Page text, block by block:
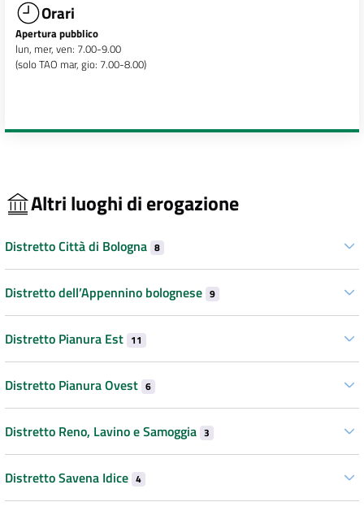
Orari
Apertura pubblico
lun, mer, ven: 7.00-9.00
(solo TAO mar, gio: 7.00-8.00)
Altri luoghi di erogazione
Distretto Città di Bologna 8
Distretto dell’Appennino bolognese 9
Distretto Pianura Est 11
Distretto Pianura Ovest 6
Distretto Reno, Lavino e Samoggia 3
Distretto Savena Idice 4